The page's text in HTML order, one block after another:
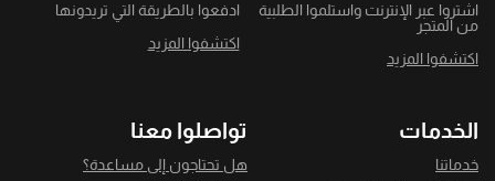
اشتروا عبر الإنترنت واستلموا الطلبية
من المتجر
اكتشفوا المزيد
ادفعوا بالطريقة التي تريدونها
اكتشفوا المزيد
الخدمات
خدماتنا
تواصلوا معنا
هل تحتاجون إلى مساعدة؟